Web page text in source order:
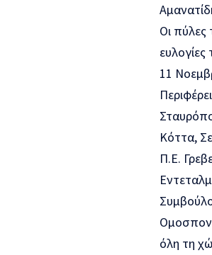
Οι πύλες
11
Κόττα,
Π.Ε.
όλη τη